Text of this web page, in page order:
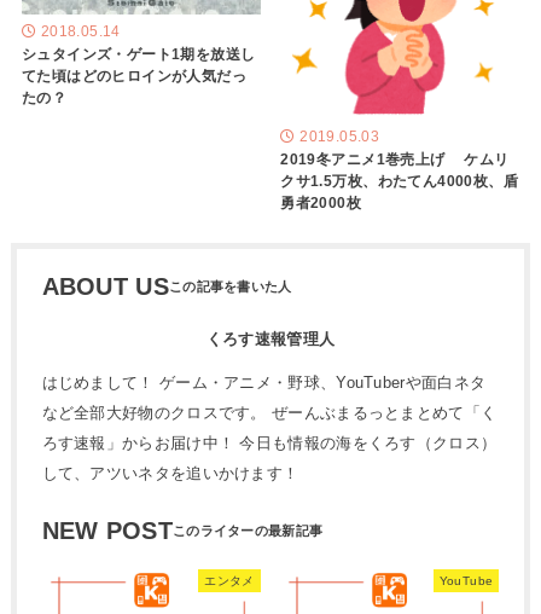
2018.05.14
シュタインズ・ゲート1期を放送し
てた頃はどのヒロインが人気だっ
たの？
2019.05.03
2019冬アニメ1巻売上げ ケムリ
クサ1.5万枚、わたてん4000枚、盾
勇者2000枚
ABOUT US
くろす速報管理人
はじめまして！ ゲーム・アニメ・野球、YouTuberや面白ネタ
など全部大好物のクロスです。 ぜーんぶまるっとまとめて「く
ろす速報」からお届け中！ 今日も情報の海をくろす（クロス）
して、アツいネタを追いかけます！
NEW POST
エンタメ YouTube